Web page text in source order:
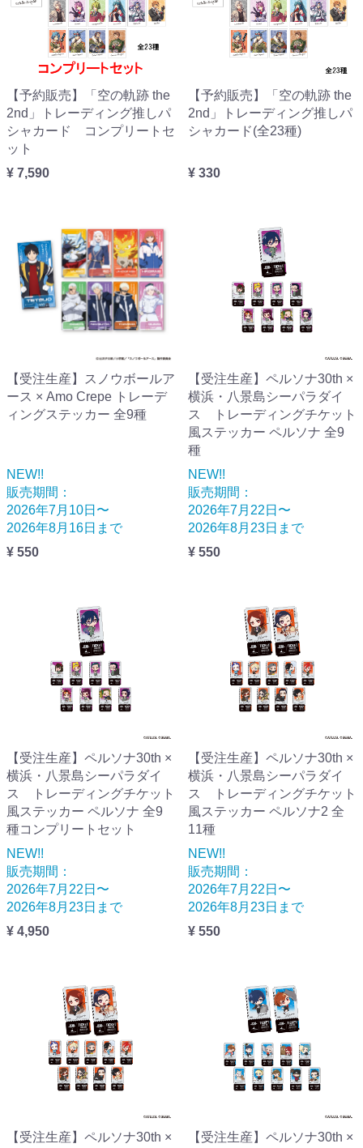
【予約販売】「空の軌跡 the
2nd」トレーディング推しパ
シャカード コンプリートセ
ット
¥ 7,590
【予約販売】「空の軌跡 the
2nd」トレーディング推しパ
シャカード(全23種)
¥ 330
【受注生産】スノウボールア
ース × Amo Crepe トレーデ
ィングステッカー 全9種
NEW!!
販売期間：
2026年7月10日〜
2026年8月16日まで
¥ 550
【受注生産】ペルソナ30th ×
横浜・八景島シーパラダイ
ス トレーディングチケット
風ステッカー ペルソナ 全9
種
NEW!!
販売期間：
2026年7月22日〜
2026年8月23日まで
¥ 550
【受注生産】ペルソナ30th ×
横浜・八景島シーパラダイ
ス トレーディングチケット
風ステッカー ペルソナ 全9
種コンプリートセット
NEW!!
販売期間：
2026年7月22日〜
2026年8月23日まで
¥ 4,950
【受注生産】ペルソナ30th ×
横浜・八景島シーパラダイ
ス トレーディングチケット
風ステッカー ペルソナ2 全
11種
NEW!!
販売期間：
2026年7月22日〜
2026年8月23日まで
¥ 550
【受注生産】ペルソナ30th × 【受注生産】ペルソナ30th ×